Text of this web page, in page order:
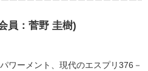
員：菅野 圭樹)
ワーメント、現代のエスプリ376－